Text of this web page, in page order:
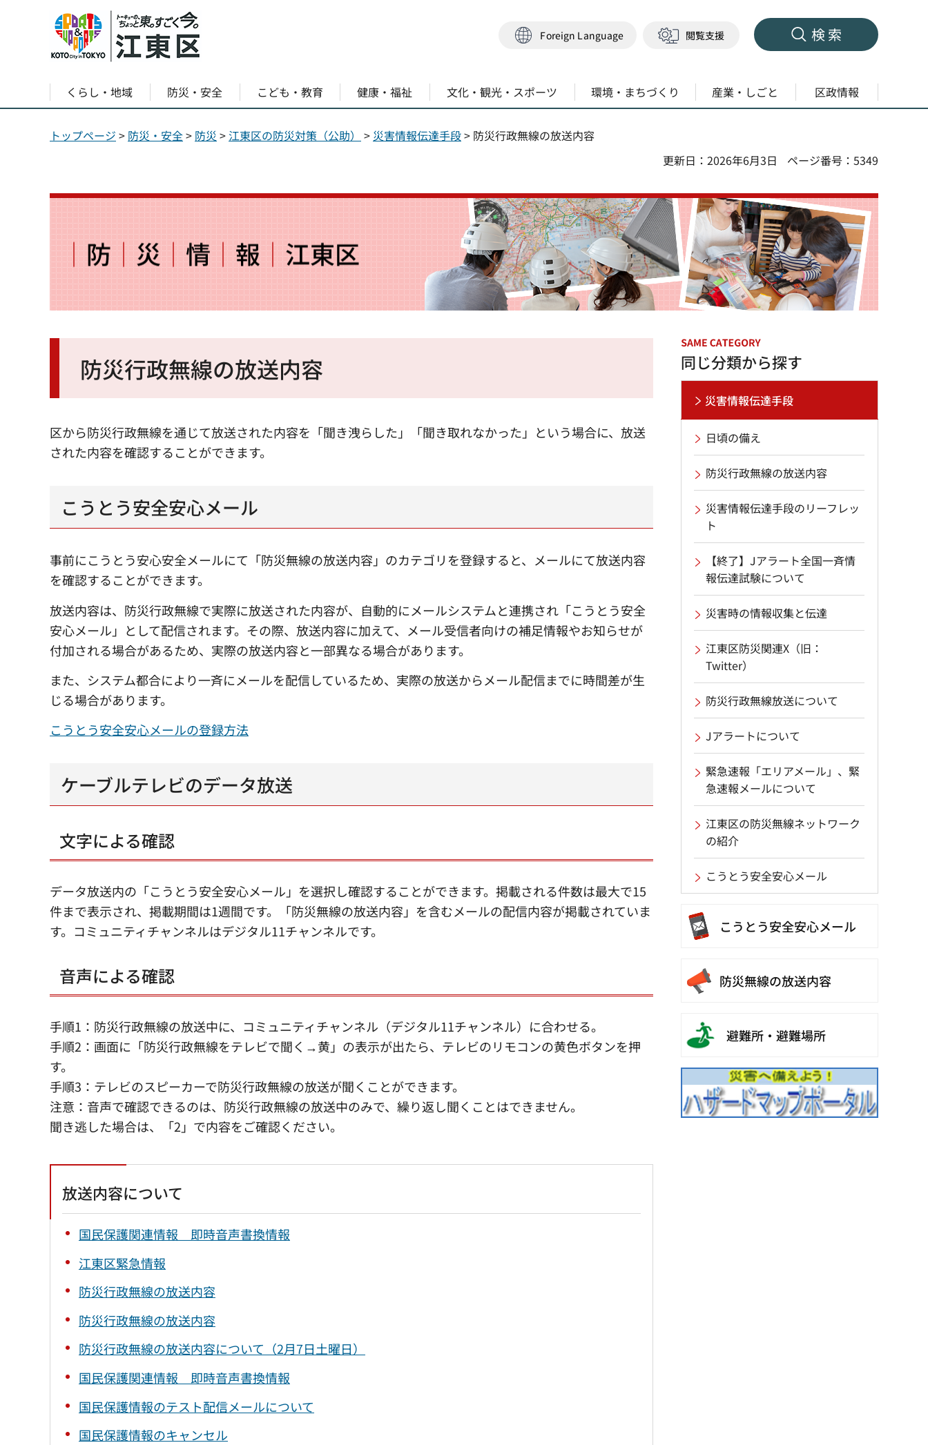
Foreign Language 閲覧支援 検索
くらし・地域 防災・安全 こども・教育 健康・福祉 文化・観光・スポーツ 環境・まちづくり 産業・しごと 区政情報
トップページ > 防災・安全> 防災 > 江東区の防災対策（公助） > 災害情報伝達手段> 防災行政無線の放送内容
更新日：2026年6月3日
ページ番号：5349
防災行政無線の放送内容
区から防災行政無線を通じて放送された内容を「聞き洩らした」「聞き取れなかった」という場合に、放送
された内容を確認することができます。
こうとう安全安心メール
事前にこうとう安心安全メールにて「防災無線の放送内容」のカテゴリを登録すると、メールにて放送内容
を確認することができます。
放送内容は、防災行政無線で実際に放送された内容が、自動的にメールシステムと連携され「こうとう安全
安心メール」として配信されます。その際、放送内容に加えて、メール受信者向けの補足情報やお知らせが
付加される場合があるため、実際の放送内容と一部異なる場合があります。
また、システム都合により一斉にメールを配信しているため、実際の放送からメール配信までに時間差が生
じる場合があります。
こうとう安全安心メールの登録方法
ケーブルテレビのデータ放送
文字による確認
データ放送内の「こうとう安全安心メール」を選択し確認することができます。掲載される件数は最大で15
件まで表示され、掲載期間は1週間です。「防災無線の放送内容」を含むメールの配信内容が掲載されていま
す。コミュニティチャンネルはデジタル11チャンネルです。
音声による確認
手順1：防災行政無線の放送中に、コミュニティチャンネル（デジタル11チャンネル）に合わせる。
手順2：画面に「防災行政無線をテレビで聞く→黄」の表示が出たら、テレビのリモコンの黄色ボタンを押
す。
手順3：テレビのスピーカーで防災行政無線の放送が聞くことができます。
注意：音声で確認できるのは、防災行政無線の放送中のみで、繰り返し聞くことはできません。
聞き逃した場合は、「2」で内容をご確認ください。
放送内容について
国民保護関連情報 即時音声書換情報
江東区緊急情報
防災行政無線の放送内容
防災行政無線の放送内容
防災行政無線の放送内容について（2月7日土曜日）
国民保護関連情報 即時音声書換情報
国民保護情報のテスト配信メールについて
国民保護情報のキャンセル
同じ分類から探す
災害情報伝達手段
日頃の備え
防災行政無線の放送内容
災害情報伝達手段のリーフレッ
ト
【終了】Jアラート全国一斉情
報伝達試験について
災害時の情報収集と伝達
江東区防災関連X（旧：
Twitter）
防災行政無線放送について
Jアラートについて
緊急速報「エリアメール」、緊
急速報メールについて
江東区の防災無線ネットワーク
の紹介
こうとう安全安心メール
こうとう安全安心メール
防災無線の放送内容
避難所・避難場所